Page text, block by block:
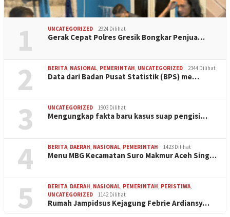
1 UNCATEGORIZED 2924 Dilihat
Gerak Cepat Polres Gresik Bongkar Penjua…
2 BERITA NASIONAL PEMERINTAH UNCATEGORIZED 2344 Dilihat
Data dari Badan Pusat Statistik (BPS) me…
3 UNCATEGORIZED 1903 Dilihat
Mengungkap fakta baru kasus suap pengisi…
4 BERITA DAERAH NASIONAL PEMERINTAH 1423 Dilihat
Menu MBG Kecamatan Suro Makmur Aceh Sing…
5 BERITA DAERAH NASIONAL PEMERINTAH PERISTIWA
UNCATEGORIZED
1142 Dilihat
Rumah Jampidsus Kejagung Febrie Ardiansy…